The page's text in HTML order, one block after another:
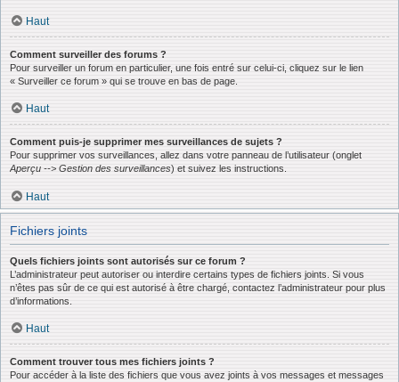
Haut
Comment surveiller des forums ?
Pour surveiller un forum en particulier, une fois entré sur celui-ci, cliquez sur le lien
« Surveiller ce forum » qui se trouve en bas de page.
Haut
Comment puis-je supprimer mes surveillances de sujets ?
Pour supprimer vos surveillances, allez dans votre panneau de l’utilisateur (onglet
Aperçu --> Gestion des surveillances) et suivez les instructions.
Haut
Fichiers joints
Quels fichiers joints sont autorisés sur ce forum ?
L’administrateur peut autoriser ou interdire certains types de fichiers joints. Si vous
n’êtes pas sûr de ce qui est autorisé à être chargé, contactez l’administrateur pour plus
d’informations.
Haut
Comment trouver tous mes fichiers joints ?
Pour accéder à la liste des fichiers que vous avez joints à vos messages et messages